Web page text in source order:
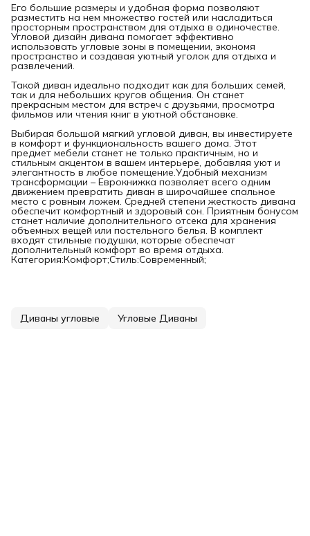
Его большие размеры и удобная форма позволяют
разместить на нем множество гостей или насладиться
просторным пространством для отдыха в одиночестве.
Угловой дизайн дивана помогает эффективно
использовать угловые зоны в помещении, экономя
пространство и создавая уютный уголок для отдыха и
развлечений.
Такой диван идеально подходит как для больших семей,
так и для небольших кругов общения. Он станет
прекрасным местом для встреч с друзьями, просмотра
фильмов или чтения книг в уютной обстановке.
Выбирая большой мягкий угловой диван, вы инвестируете
в комфорт и функциональность вашего дома. Этот
предмет мебели станет не только практичным, но и
стильным акцентом в вашем интерьере, добавляя уют и
элегантность в любое помещение.Удобный механизм
трансформации – Еврокнижка позволяет всего одним
движением превратить диван в широчайшее спальное
место с ровным ложем. Средней степени жесткость дивана
обеспечит комфортный и здоровый сон. Приятным бонусом
станет наличие дополнительного отсека для хранения
объемных вещей или постельного белья. В комплект
входят стильные подушки, которые обеспечат
дополнительный комфорт во время отдыха.
Категория:Комфорт;Стиль:Современный;
Диваны угловые Угловые Диваны